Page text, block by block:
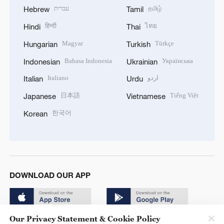
Hebrew עברית
Hindi हिन्दी
Hungarian Magyar
Indonesian Bahasa Indonesia
Italian Italiano
Japanese 日本語
Korean 한국어
Tamil தமிழ்
Thai ไทย
Turkish Türkçe
Ukrainian Українська
Urdu اردو
Vietnamese Tiếng Việt
DOWNLOAD OUR APP
Our Privacy Statement & Cookie Policy